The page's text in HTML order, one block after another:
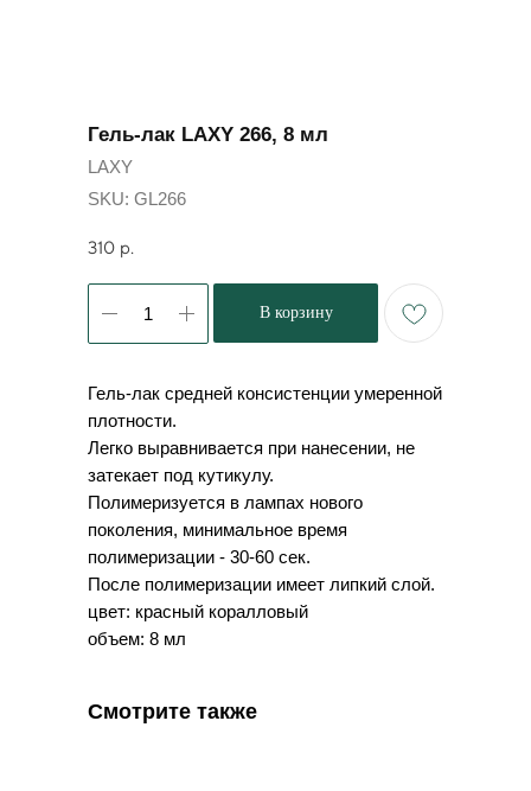
Гель-лак LAXY 266, 8 мл
LAXY
SKU: GL266
310 р.
В корзину
Гель-лак средней консистенции умеренной
плотности.
Легко выравнивается при нанесении, не
затекает под кутикулу.
Полимеризуется в лампах нового
поколения, минимальное время
полимеризации - 30-60 сек.
После полимеризации имеет липкий слой.
цвет: красный коралловый
объем: 8 мл
Смотрите также